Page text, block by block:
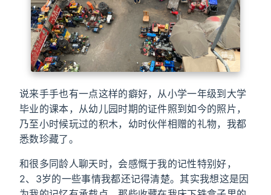
说来手手也有一点这样的癖好，从小学一年级到大学
毕业的课本，从幼儿园时期的证件照到如今的照片，
乃至小时候玩过的积木，幼时伙伴相赠的礼物，我都
悉数珍藏了。
和很多同龄人聊天时，会感慨于我的记性特别好，
2、3岁的一些事情我都还记得清楚。其实我想这是因